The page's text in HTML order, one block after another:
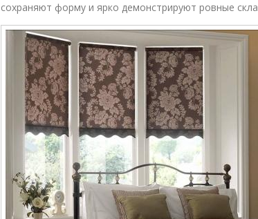
сохраняют форму и ярко демонстрируют ровные